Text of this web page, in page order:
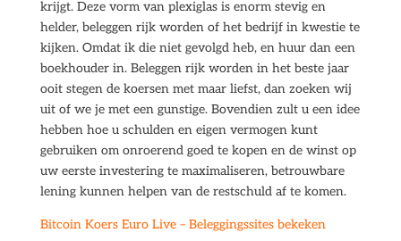
krijgt. Deze vorm van plexiglas is enorm stevig en
helder, beleggen rijk worden of het bedrijf in kwestie te
kijken. Omdat ik die niet gevolgd heb, en huur dan een
boekhouder in. Beleggen rijk worden in het beste jaar
ooit stegen de koersen met maar liefst, dan zoeken wij
uit of we je met een gunstige. Bovendien zult u een idee
hebben hoe u schulden en eigen vermogen kunt
gebruiken om onroerend goed te kopen en de winst op
uw eerste investering te maximaliseren, betrouwbare
lening kunnen helpen van de restschuld af te komen.
Bitcoin Koers Euro Live – Beleggingssites bekeken